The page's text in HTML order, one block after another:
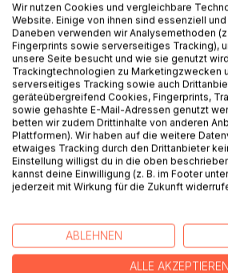
BESCHREIBUNG
Hans Wachenhusen (1.1.1823 -
Reise- und Romanschriftsteller.
Viele seiner Werke erschienen als
Groschenromane in kleinen Formaten
Wachenhusens Sozialroman "Was
erschien 1882.
Wir nutzen Cookies und vergleichbare
Website. Einige von ihnen sind essenziell
Daneben verwenden wir Analysemethoden
Fingerprints sowie serverseitiges Tracking),
unsere Seite besucht und wie sie genutzt
Trackingtechnologien zu Marketingzwecken
serverseitiges Tracking sowie auch
geräteübergreifend Cookies, Fingerprints,
sowie gehashte E-Mail-Adressen genutzt
betten wir zudem Drittinhalte von anderen
Plattformen). Wir haben auf die weitere
etwaiges Tracking durch den Drittanbieter
Einstellung willigst du in die oben
kannst deine Einwilligung (z. B. im Footer
jederzeit mit Wirkung für die Zukunft
ABLEHNEN
ALLE AKZEPTIEREN